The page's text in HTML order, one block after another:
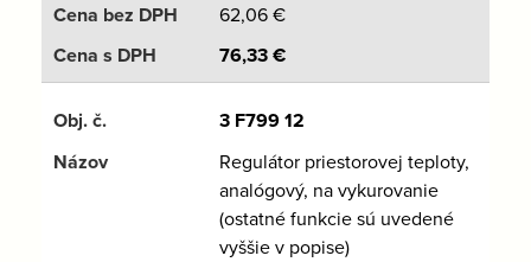
62,06€
76,33€
3 F799 12
Regulátor priestorovej teploty,
analógový, na vykurovanie
(ostatné funkcie sú uvedené
vyššie v popise)